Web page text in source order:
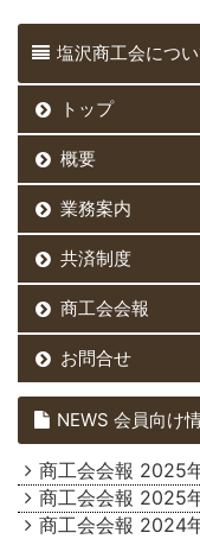
塩沢商工会につ
トップ
概要
業務案内
共済制度
商工会会報
お問合せ
NEWS 会員向け
商工会会報 2025
商工会会報 2025
商工会会報 2024